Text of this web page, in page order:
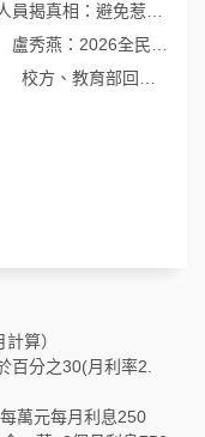
：避免惹來不必要麻煩
全民倒閣，2028全民倒賴
方、教育部回應了
算）
百分之30(月利率2.
萬元每月利息250